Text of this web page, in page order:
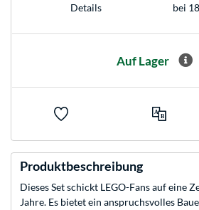
Details bei
Auf Lager
Produktbeschreibung
Dieses Set schickt LEGO-Fans auf eine
Jahre. Es bietet ein anspruchsvolles